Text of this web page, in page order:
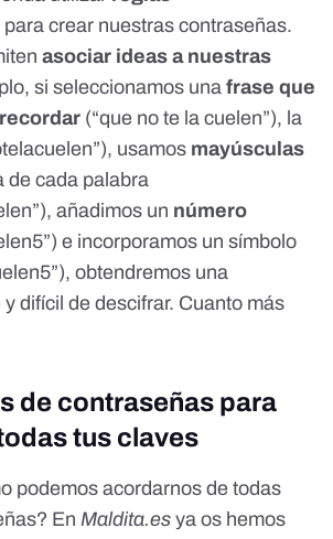
para crear nuestras contraseñas.
asociar ideas a nuestras
si seleccionamos una frase que
(“que no te la cuelen”), la
usamos mayúsculas
de cada palabra
añadimos un número
e incorporamos un símbolo
obtendremos una
difícil de descifrar. Cuanto más
de contraseñas para
tus claves
podemos acordarnos de todas
En Maldita.es ya os hemos